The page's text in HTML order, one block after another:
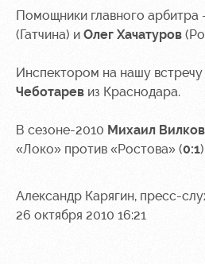
Ледовый
дворец
Занятия
спортом
Контакты
АкадемииКарта
Парковка
для
Помощники главного арбитра
(Гатчина) и Олег Хачатуров
Инспектором на нашу встречу
Чеботарев из Краснодара.
В сезоне-2010 Михаил Вилков
«Локо» против «Ростова» (0:1
Александр Карягин, пресс-
26 октября 2010 16:21